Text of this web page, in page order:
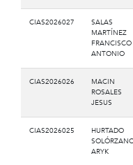
CIAS2026027
SALAS
MARTÍNEZ
FRANCISCO
ANTONIO
CIAS2026026
MACIN
ROSALES
JESUS
CIAS2026025
HURTADO
ARYK